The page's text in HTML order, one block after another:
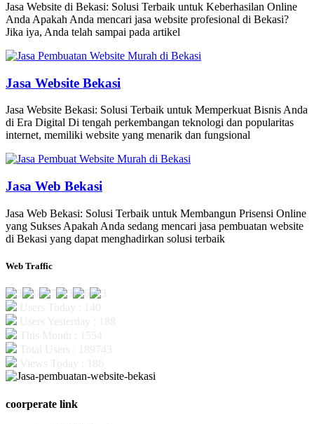
Jasa Website di Bekasi: Solusi Terbaik untuk Keberhasilan Online
Anda Apakah Anda mencari jasa website profesional di Bekasi?
Jika iya, Anda telah sampai pada artikel
Jasa Website Bekasi
Jasa Website Bekasi: Solusi Terbaik untuk Memperkuat Bisnis Anda
di Era Digital Di tengah perkembangan teknologi dan popularitas
internet, memiliki website yang menarik dan fungsional
Jasa Web Bekasi
Jasa Web Bekasi: Solusi Terbaik untuk Membangun Prisensi Online
yang Sukses Apakah Anda sedang mencari jasa pembuatan website
di Bekasi yang dapat menghadirkan solusi terbaik
Web Traffic
coorperate link